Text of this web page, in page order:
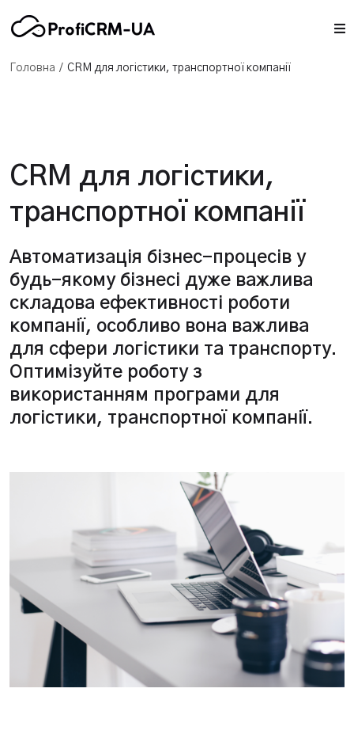
Головна / CRM для логістики, транспортної компанії
CRM для логістики,
транспортної компанії
Автоматизація бізнес-процесів у
будь-якому бізнесі дуже важлива
складова ефективності роботи
компанії, особливо вона важлива
для сфери логістики та транспорту.
Оптимізуйте роботу з
використанням програми для
логістики, транспортної компанії.